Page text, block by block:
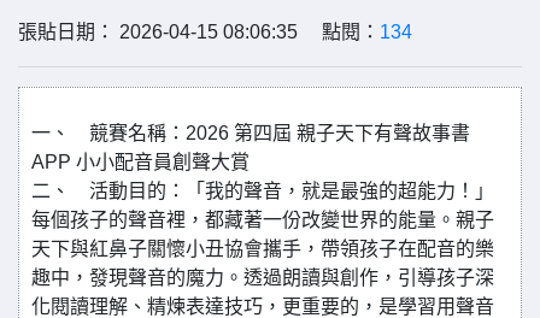
張貼日期： 2026-04-15 08:06:35 點閱： 134
一、 競賽名稱：2026 第四屆 親子天下有聲故事書
APP 小小配音員創聲大賞
二、 活動目的：「我的聲音，就是最強的超能力！」
每個孩子的聲音裡，都藏著一份改變世界的能量。親子
天下與紅鼻子關懷小丑協會攜手，帶領孩子在配音的樂
趣中，發現聲音的魔力。透過朗讀與創作，引導孩子深
化閱讀理解、精煉表達技巧，更重要的，是學習用聲音